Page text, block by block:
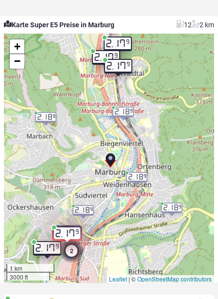
Karte Super E5 Preise in Marburg 12 2 km
2.179
2.179
2.179
2.179
2.179
2.189
2.189
2.189
2.189
2.189
2
+
−
1 km
3000 ft
Leaflet |©OpenStreetMap contributors